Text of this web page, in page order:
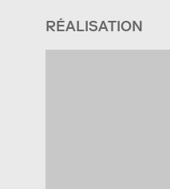
RÉALISATION